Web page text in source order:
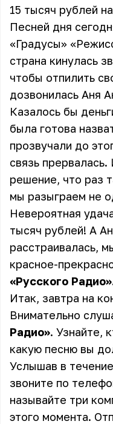
15 тысяч рублей
Песней дня
«Градусы»
страна кинулась
чтобы отпилить
дозвонилась Аня
Казалось бы
была готова
прозвучали до
связь
решение, что раз
мы разыграем не
Невероятная
тысяч рублей! А
расстраивалась,
красное-
«Русского Радио»
Итак, завтра на
Внимательно
Радио». Узнайте,
какую песню вы
Услышав в
звоните по
называйте три
этого момента.